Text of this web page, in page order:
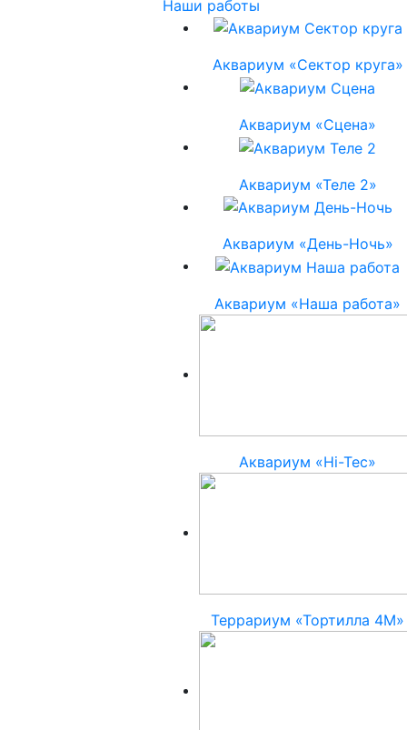
Наши работы
Аквариум «Сектор круга»
Аквариум «Сцена»
Аквариум «Теле 2»
Аквариум «День-Ночь»
Аквариум «Наша работа»
Аквариум «Hi-Tec»
Террариум «Тортилла 4М»